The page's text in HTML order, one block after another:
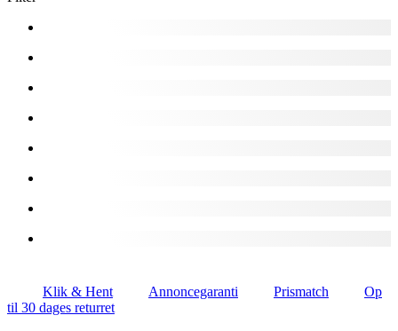
Klik & Hent Annoncegaranti Prismatch
Op
til 30 dages returret